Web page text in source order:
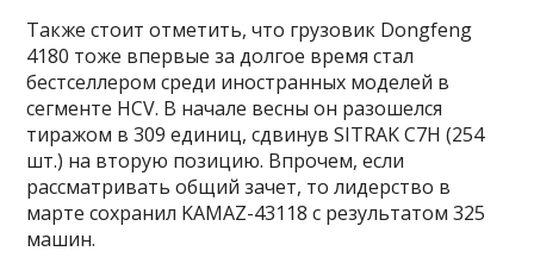
Также стоит отметить, что грузовик Dongfeng
4180 тоже впервые за долгое время стал
бестселлером среди иностранных моделей в
сегменте HCV. В начале весны он разошелся
тиражом в 309 единиц, сдвинув SITRAK C7H (254
шт.) на вторую позицию. Впрочем, если
рассматривать общий зачет, то лидерство в
марте сохранил KAMAZ-43118 с результатом 325
машин.